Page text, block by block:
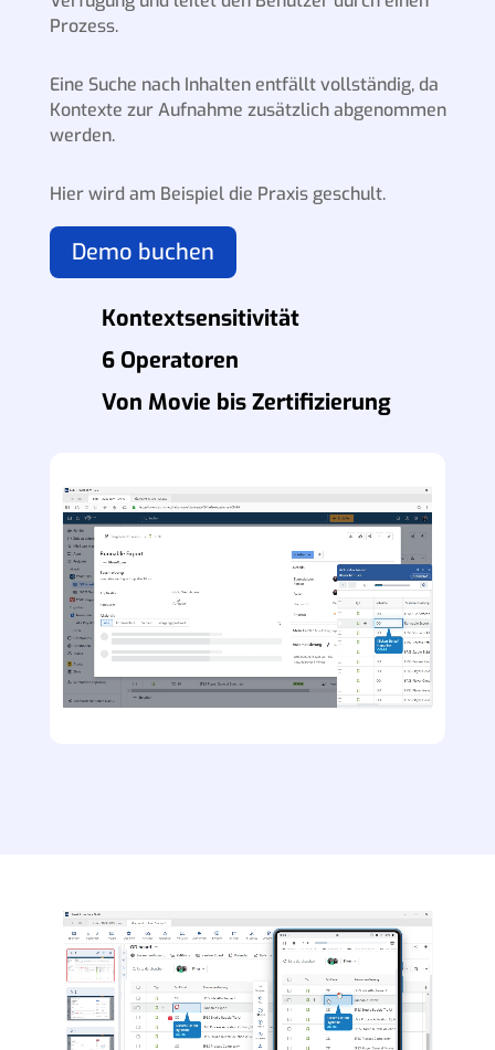
Prozess.
Eine Suche nach Inhalten entfällt vollständig, da
Kontexte zur Aufnahme zusätzlich abgenommen
werden.
Hier wird am Beispiel die Praxis geschult.
Demo buchen
Kontextsensitivität
6 Operatoren
Von Movie bis Zertifizierung